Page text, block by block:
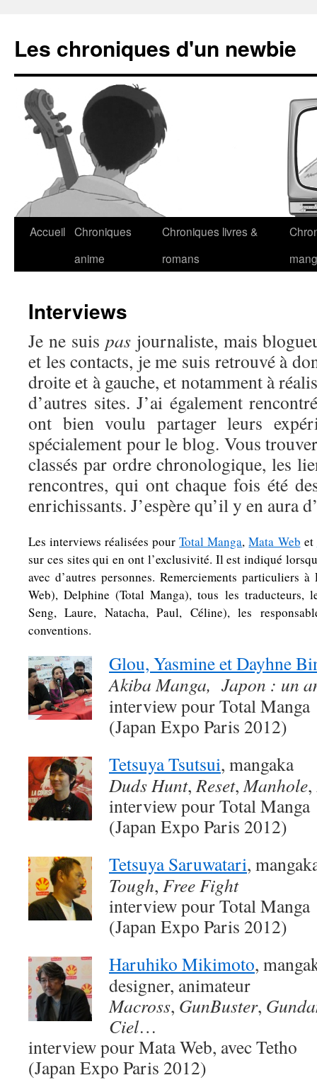
Les chroniques d'un newbie
Accueil Chroniques
anime
Chroniques livres &
romans
Interviews
Je ne suis pasjournaliste, mais
et les contacts, je me suis retrouvé à
droite et à gauche, et notamment à
d’autres sites. J’ai également
ont bien voulu partager leurs
spécialement pour le blog. Vous
classés par ordre chronologique, les
rencontres, qui ont chaque fois été
enrichissants. J’espère qu’il y en aura
Les interviews réalisées pourTotal Manga,Mata Web et
sur ces sites qui en ont l’exclusivité. Il est indiqué
avec d’autres personnes. Remerciements particuliers
Web), Delphine (Total Manga), tous les traducteurs,
Seng, Laure, Natacha, Paul, Céline), les
conventions.
Glou, Yasmine et Dayhne
Akiba Manga, Japon : un
interview pour Total Manga
(Japan Expo Paris 2012)
Tetsuya Tsutsui, mangaka
Duds Hunt,Reset,Manhole,
interview pour Total Manga
(Japan Expo Paris 2012)
Tetsuya Saruwatari,
Tough, Free Fight
interview pour Total Manga
(Japan Expo Paris 2012)
Haruhiko Mikimoto,
designer, animateur
Macross, GunBuster,
Ciel…
interview pour Mata Web, avec Tetho
(Japan Expo Paris 2012)